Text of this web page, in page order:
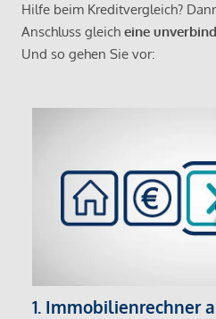
Hilfe beim Kreditvergleich?
Anschluss gleich eine
Und so gehen Sie vor:
1. Immobilienrechner